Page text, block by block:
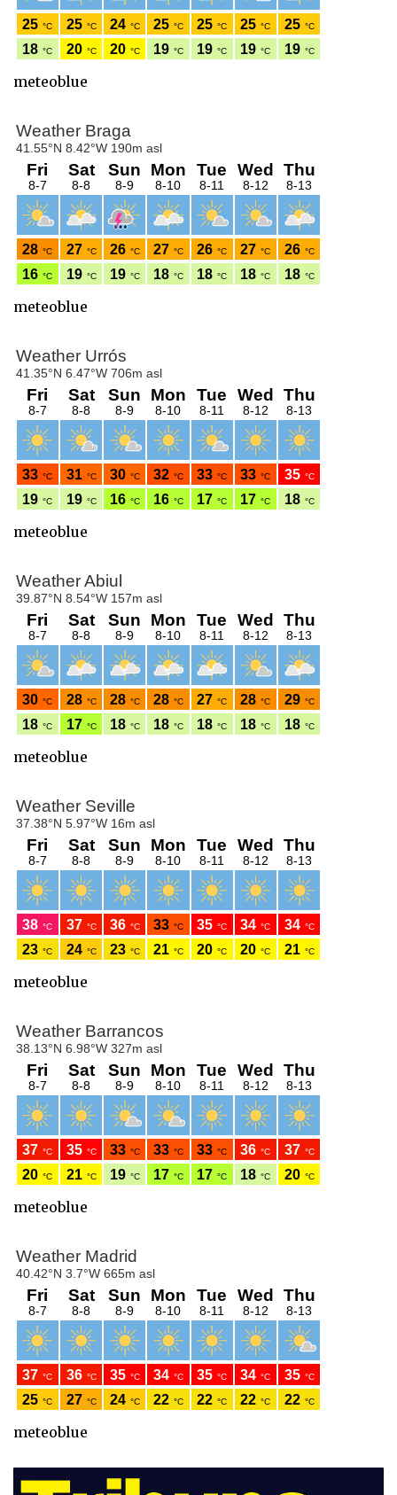
meteoblue
meteoblue
meteoblue
meteoblue
meteoblue
meteoblue
meteoblue